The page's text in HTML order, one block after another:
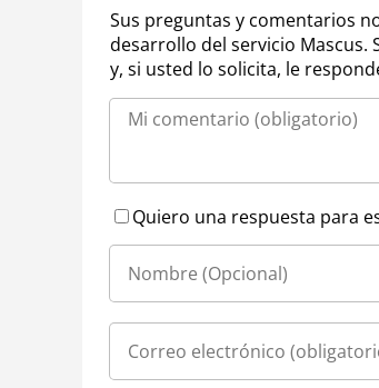
Sus preguntas y comentarios
desarrollo del servicio Mascus.
y, si usted lo solicita, le
Quiero una respuesta para